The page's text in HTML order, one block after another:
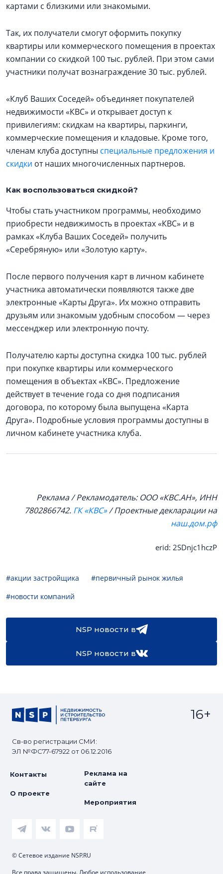
картами с близкими или знакомыми.
Так, их получатели смогут оформить покупку
квартиры или коммерческого помещения в проектах
компании со скидкой 100 тыс. рублей. При этом сами
участники получат вознаграждение 30 тыс. рублей.
«Клуб Ваших Соседей» объединяет покупателей
недвижимости «КВС» и открывает доступ к
привилегиям: скидкам на квартиры, паркинги,
коммерческие помещения и кладовые. Кроме того,
членам клуба доступны специальные предложения и
скидки от наших многочисленных партнеров.
Как воспользоваться скидкой?
Чтобы стать участником программы, необходимо
приобрести недвижимость в проектах «КВС» и в
рамках «Клуба Ваших Соседей» получить
«Серебряную» или «Золотую карту».
После первого получения карт в личном кабинете
участника автоматически появляются также две
электронные «Карты Друга». Их можно отправить
друзьям или знакомым удобным способом — через
мессенджер или электронную почту.
Получателю карты доступна скидка 100 тыс. рублей
при покупке квартиры или коммерческого
помещения в объектах «КВС». Предложение
действует в течение года со дня подписания
договора, по которому была выпущена «Карта
Друга». Подробные условия программы доступны в
личном кабинете участника клуба.
Реклама / Рекламодатель: ООО «КВС.АН», ИНН
7802866742. ГК «КВС»/ Проектные декларации на
наш.дом.рф
erid: 2SDnjc1hczP
#акции застройщика
#первичный рынок жилья
#новости компаний
NSP новости в
NSP новости в
Св-во регистрации СМИ:
ЭЛ №ФС77-67922 от 06.12.2016
16+
Контакты
О проекте
Реклама на
сайте
Мероприятия
© Сетевое издание NSP.RU
Все права защищены. Любое использование